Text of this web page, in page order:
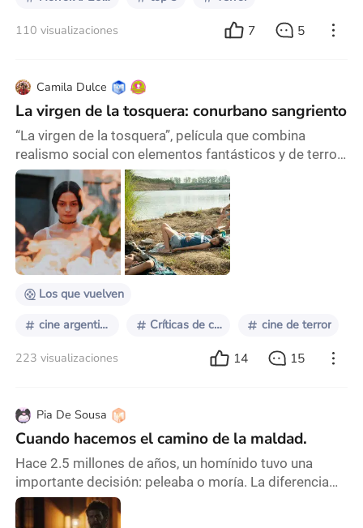
110 visualizaciones 7 5
Camila Dulce
La virgen de la tosquera: conurbano sangriento
“La virgen de la tosquera”, película que combina
realismo social con elementos fantásticos y de terror,
fue dirigida por Laura Casabe (realizadora de “Los que
vuelven”) a partir de un guion de Benjamín Naishtat
(“Rojo”, “Puan”). Basada en dos cuentos de Mariana
Enriquez, el homónimo y “El carrito”, ambos del libro
“Los peligros de fumar en la cama”, publicado por
primera vez en 2009, tuvo su lanza
Los que vuelven
cine argentino Críticas de cine cine de terror
223 visualizaciones 14 15
Pia De Sousa
Cuando hacemos el camino de la maldad.
Hace 2.5 millones de años, un homínido tuvo una
importante decisión: peleaba o moría. La diferencia
entre esas dos opciones dependía de un solo factor:
el miedo. Este puede ser como un rayo que nos